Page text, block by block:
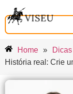
Home »
História real: Crie